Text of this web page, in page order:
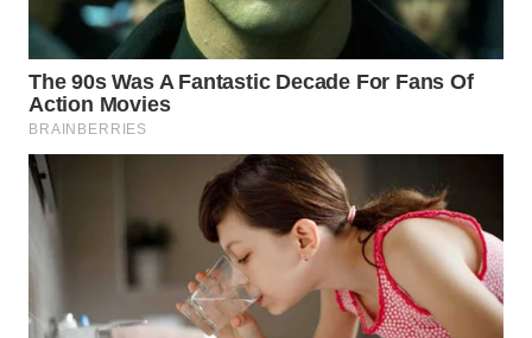
TAPANULI
TENGAH
WN DELI
SERDANG
TEBING
PAKPAK